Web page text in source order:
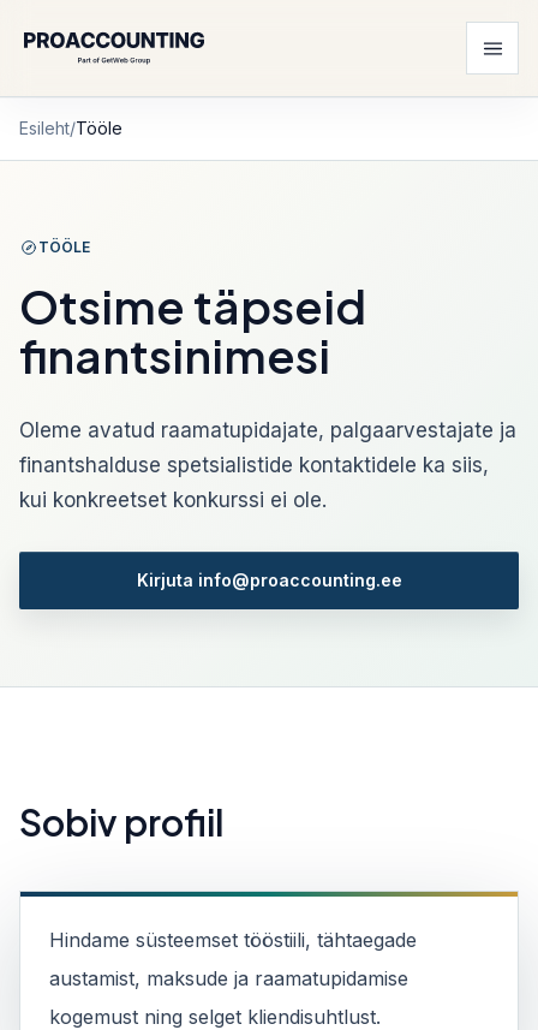
Esileht/Tööle
TÖÖLE
Otsime täpseid
finantsinimesi
Oleme avatud raamatupidajate, palgaarvestajate ja
finantshalduse spetsialistide kontaktidele ka siis,
kui konkreetset konkurssi ei ole.
Kirjuta info@proaccounting.ee
Sobiv profiil
Hindame süsteemset tööstiili, tähtaegade
austamist, maksude ja raamatupidamise
kogemust ning selget kliendisuhtlust.